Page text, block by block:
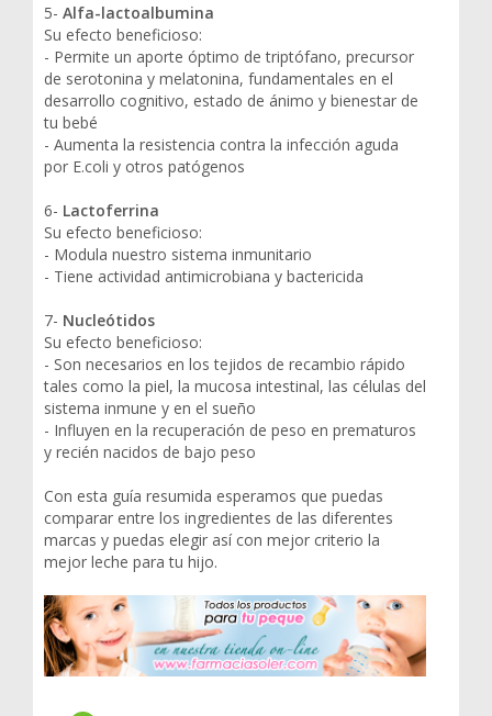
5- Alfa-lactoalbumina
Su efecto beneficioso:
- Permite un aporte óptimo de triptófano, precursor
de serotonina y melatonina, fundamentales en el
desarrollo cognitivo, estado de ánimo y bienestar de
tu bebé
- Aumenta la resistencia contra la infección aguda
por E.coli y otros patógenos
6- Lactoferrina
Su efecto beneficioso:
- Modula nuestro sistema inmunitario
- Tiene actividad antimicrobiana y bactericida
7- Nucleótidos
Su efecto beneficioso:
- Son necesarios en los tejidos de recambio rápido
tales como la piel, la mucosa intestinal, las células del
sistema inmune y en el sueño
- Influyen en la recuperación de peso en prematuros
y recién nacidos de bajo peso
Con esta guía resumida esperamos que puedas
comparar entre los ingredientes de las diferentes
marcas y puedas elegir así con mejor criterio la
mejor leche para tu hijo.